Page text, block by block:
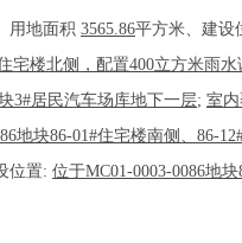
用地面积 3565.86平方米、建设
宅楼北侧，配置400立方米雨
3#居民汽车场库地下一层; 室
地块86-01#住宅楼南侧、86-
位置: 位于MC01-0003-0086地